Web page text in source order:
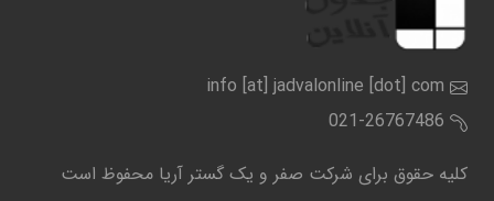
info [at] jadvalonline [dot] com
021-26767486
کلیه حقوق برای شرکت صفر و یک گستر آریا محفوظ است